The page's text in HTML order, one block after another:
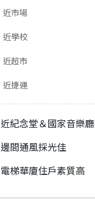
近市場
近學校
近超市
近捷運
近紀念堂＆國家音樂廳
邊間通風採光佳
電梯華廈住戶素質高